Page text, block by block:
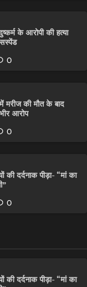
के आरोपी की हत्या
सस्पेंड
0
मरीज की मौत के बाद
आरोप
0
की दर्दनाक पीड़ा- “मां का
0
की दर्दनाक पीड़ा- “मां का